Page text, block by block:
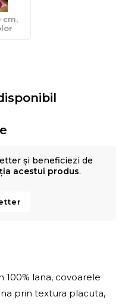
cm,
și beneficiezi de
acestui produs.
100% lana, covoarele
prin textura placuta,